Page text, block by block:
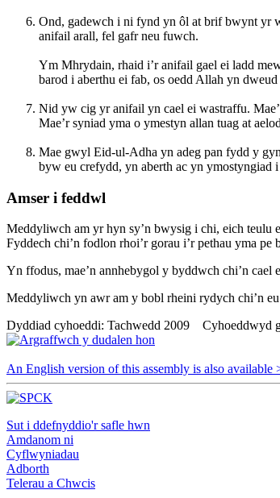
Ond, gadewch i ni fynd yn ôl at brif bwynt yr
anifail arall, fel gafr neu fuwch.
Ym Mhrydain, rhaid i’r anifail gael ei ladd
barod i aberthu ei fab, os oedd Allah yn
Nid yw cig yr anifail yn cael ei wastraffu.
Mae’r syniad yma o ymestyn allan tuag at
Mae gwyl Eid-ul-Adha yn adeg pan fydd y
byw eu crefydd, yn aberth ac yn ymostyngiad
Amser i feddwl
Meddyliwch am yr hyn sy’n bwysig i chi, eich teulu
Fyddech chi’n fodlon rhoi’r gorau i’r pethau yma
Yn ffodus, mae’n annhebygol y byddwch chi’n
Meddyliwch yn awr am y bobl rheini rydych chi’n
Dyddiad cyhoeddi: Tachwedd 2009 Cyhoeddwyd
An English version of this assembly is also available
Sut i ddefnyddio'r safle hwn
Amdanom ni
Cyflwyniadau
Adborth
Telerau a Chwcis